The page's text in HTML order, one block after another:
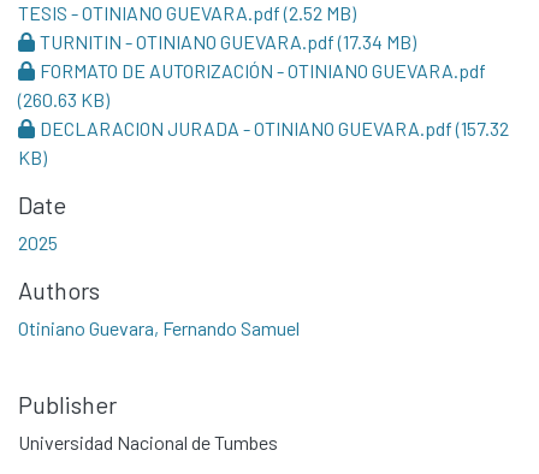
TESIS - OTINIANO GUEVARA.pdf(2.52 MB)
TURNITIN - OTINIANO GUEVARA.pdf(17.34 MB)
FORMATO DE AUTORIZACIÓN - OTINIANO GUEVARA.pdf
(260.63 KB)
DECLARACION JURADA - OTINIANO GUEVARA.pdf(157.32
KB)
Date
2025
Authors
Otiniano Guevara, Fernando Samuel
Publisher
Universidad Nacional de Tumbes